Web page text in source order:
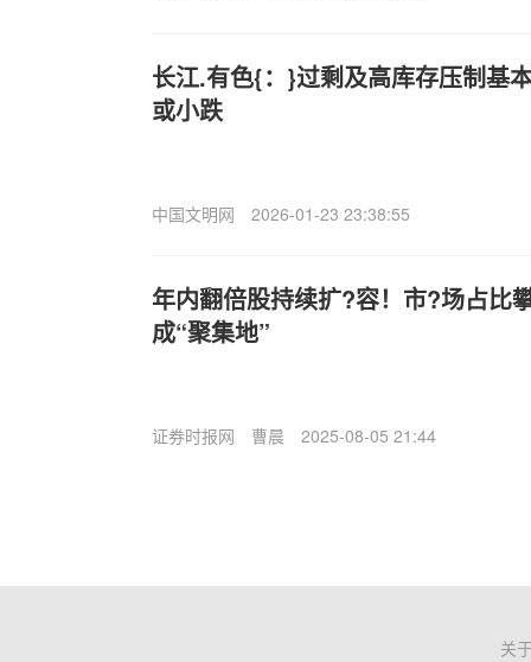
长江.有色{：}过剩及高库存压制基
或小跌
中国文明网 2026-01-23 23:38:55
年内翻倍股持续扩?容！市?场占比
成“聚集地”
证券时报网 曹晨 2025-08-05 21:44
关